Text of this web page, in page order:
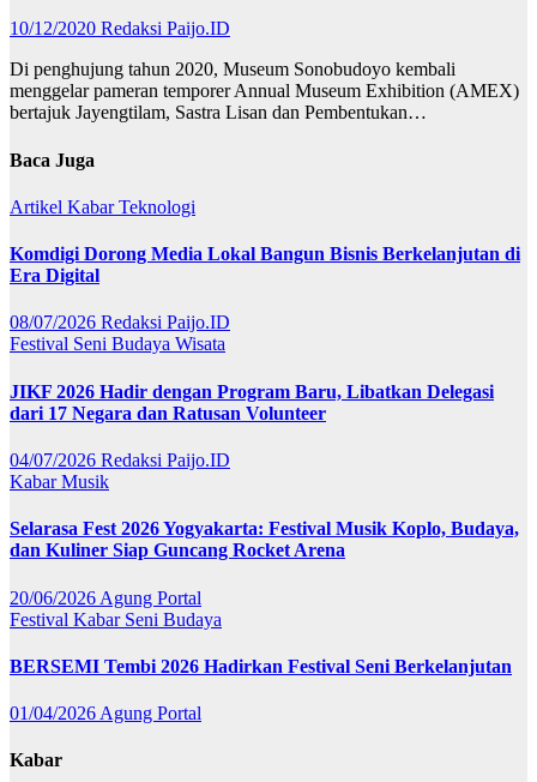
10/12/2020 Redaksi Paijo.ID
Di penghujung tahun 2020, Museum Sonobudoyo kembali
menggelar pameran temporer Annual Museum Exhibition (AMEX)
bertajuk Jayengtilam, Sastra Lisan dan Pembentukan…
Baca Juga
Artikel KabarTeknologi
Komdigi Dorong Media Lokal Bangun Bisnis Berkelanjutan di
Era Digital
08/07/2026 Redaksi Paijo.ID
Festival Seni Budaya Wisata
JIKF 2026 Hadir dengan Program Baru, Libatkan Delegasi
dari 17 Negara dan Ratusan Volunteer
04/07/2026 Redaksi Paijo.ID
KabarMusik
Selarasa Fest 2026 Yogyakarta: Festival Musik Koplo, Budaya,
dan Kuliner Siap Guncang Rocket Arena
20/06/2026 Agung Portal
Festival Kabar Seni Budaya
BERSEMI Tembi 2026 Hadirkan Festival Seni Berkelanjutan
01/04/2026 Agung Portal
Kabar